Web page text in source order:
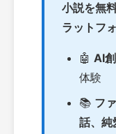
小説を無
ラットフ
🤖 AI
体験
📚 フ
話、純